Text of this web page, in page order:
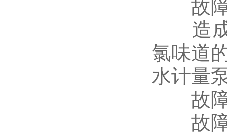
故障
造成
氯味道
水计量
故障
故障